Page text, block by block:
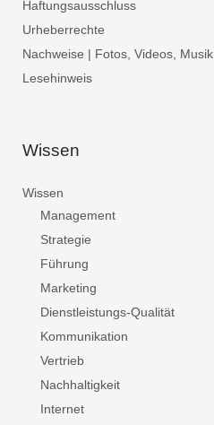
Haftungsausschluss
Urheberrechte
Nachweise | Fotos, Videos, Musik
Lesehinweis
Wissen
Wissen
Management
Strategie
Führung
Marketing
Dienstleistungs-Qualität
Kommunikation
Vertrieb
Nachhaltigkeit
Internet